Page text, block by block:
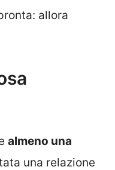
allora
almeno una
una relazione